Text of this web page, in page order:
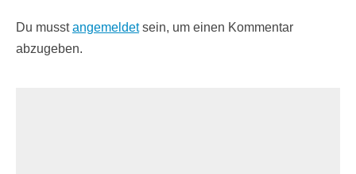
Du musstangemeldetsein, um einen Kommentar
abzugeben.